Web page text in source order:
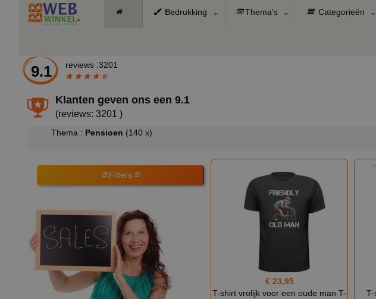
Bedrukking Thema's Categorieën
9.1 reviews :3201
Klanten geven ons een9.1
(reviews: 3201 )
Thema : Pensioen (140 x)
Filters
€ 23,95
T-shirt vrolijk voor een oude man T-
T-